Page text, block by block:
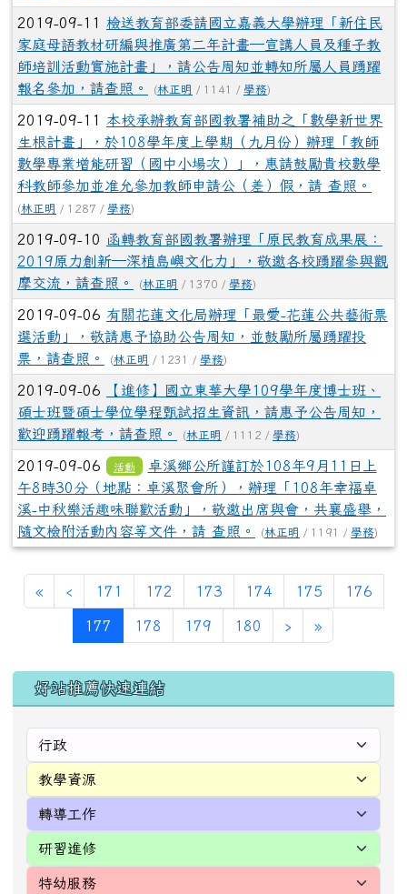
2019-09-11 檢送教育部委請國立嘉義大學辦理「新住民
家庭母語教材研編與推廣第二年計畫─宣講人員及種子教
師培訓活動實施計畫」，請公告周知並轉知所屬人員踴躍
報名參加，請查照。
(林正明 / 1141 / 學務)
2019-09-11 本校承辦教育部國教署補助之「數學新世界
生根計畫」，於108學年度上學期（九月份）辦理「教師
數學專業增能研習（國中小場次）」，惠請鼓勵貴校數學
科教師參加並准允參加教師申請公（差）假，請 查照。
(林正明 / 1287 / 學務)
2019-09-10
函轉教育部國教署辦理「原民教育成果展：
2019原力創新─深植島嶼文化力」，敬邀各校踴躍參與觀
摩交流，請查照。
(林正明 / 1370 / 學務)
2019-09-06 有關花蓮文化局辦理「最愛-花蓮公共藝術票
選活動」，敬請惠予協助公告周知，並鼓勵所屬踴躍投
票，請查照。
(林正明 / 1231 / 學務)
2019-09-06
【進修】國立東華大學109學年度博士班、
碩士班暨碩士學位學程甄試招生資訊，請惠予公告周知，
歡迎踴躍報考，請查照。
(林正明 / 1112 / 學務)
2019-09-06 活動
卓溪鄉公所謹訂於108年9月11日上
午8時30分（地點：卓溪聚會所），辦理「108年幸福卓
溪-中秋樂活趣味聯歡活動」，敬邀出席與會，共襄盛舉，
隨文檢附活動內容等文件，請 查照。
(林正明 / 1191 / 學務)
«第一頁
‹上一頁
171 172 173 174 175 176
177 (目前頁次)
178 179 180 ›下一頁
»最後頁
左邊區域內容
好站推薦快速連結